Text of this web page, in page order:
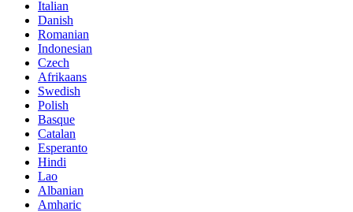
Italian
Danish
Romanian
Indonesian
Czech
Afrikaans
Swedish
Polish
Basque
Catalan
Esperanto
Hindi
Lao
Albanian
Amharic